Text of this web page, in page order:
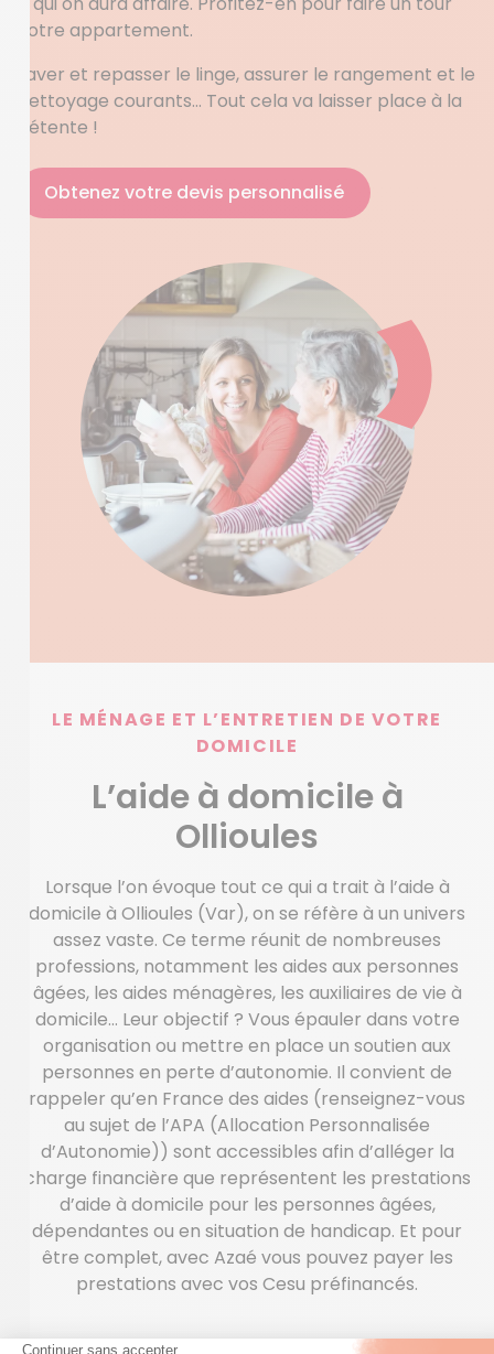
votre appartement.
Laver et repasser le linge, assurer le rangement et le
nettoyage courants… Tout cela va laisser place à la
détente !
Obtenez votre devis personnalisé
LE MÉNAGE ET L’ENTRETIEN DE VOTRE
DOMICILE
L’aide à domicile à
Ollioules
Lorsque l’on évoque tout ce qui a trait à l’aide à
domicile à Ollioules (Var), on se réfère à un univers
assez vaste. Ce terme réunit de nombreuses
professions, notamment les aides aux personnes
âgées, les aides ménagères, les auxiliaires de vie à
domicile… Leur objectif ? Vous épauler dans votre
organisation ou mettre en place un soutien aux
personnes en perte d’autonomie. Il convient de
rappeler qu’en France des aides (renseignez-vous
au sujet de l’APA (Allocation Personnalisée
d’Autonomie)) sont accessibles afin d’alléger la
charge financière que représentent les prestations
d’aide à domicile pour les personnes âgées,
dépendantes ou en situation de handicap. Et pour
être complet, avec Azaé vous pouvez payer les
prestations avec vos Cesu préfinancés.